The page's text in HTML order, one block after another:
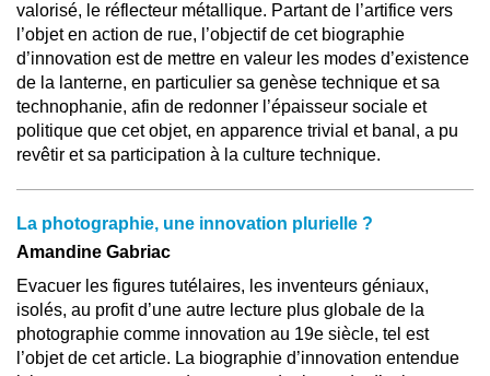
valorisé, le réflecteur métallique. Partant de l’artifice vers
l’objet en action de rue, l’objectif de cet biographie
d’innovation est de mettre en valeur les modes d’existence
de la lanterne, en particulier sa genèse technique et sa
technophanie, afin de redonner l’épaisseur sociale et
politique que cet objet, en apparence trivial et banal, a pu
revêtir et sa participation à la culture technique.
La photographie, une innovation plurielle ?
Amandine Gabriac
Evacuer les figures tutélaires, les inventeurs géniaux,
isolés, au profit d’une autre lecture plus globale de la
photographie comme innovation au 19e siècle, tel est
l’objet de cet article. La biographie d’innovation entendue